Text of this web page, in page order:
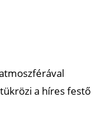
a híres festő